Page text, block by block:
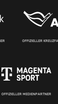
OFFIZIELLER
OFFIZIELLER MEDIENPARTNER